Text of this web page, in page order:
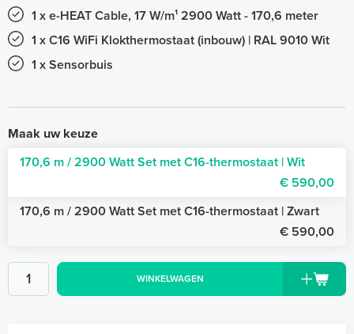
1 x e-HEAT Cable, 17 W/m¹ 2900 Watt - 170,6 meter
1 x C16 WiFi Klokthermostaat (inbouw) | RAL 9010 Wit
1 x Sensorbuis
Maak uw keuze
170,6 m / 2900 Watt Set met C16-thermostaat | Wit
€ 590,00
170,6 m / 2900 Watt Set met C16-thermostaat | Zwart
€ 590,00
WINKELWAGEN